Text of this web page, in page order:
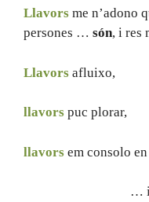
Llavors me n’adono
persones … són, i res
Llavors afluixo,
llavors puc plorar,
llavors em consolo
… i